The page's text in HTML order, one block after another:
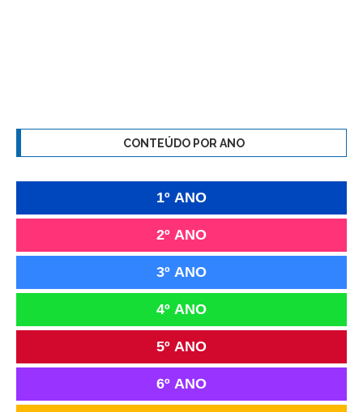
CONTEÚDO POR ANO
1º ANO
2º ANO
3º ANO
4º ANO
5º ANO
6º ANO